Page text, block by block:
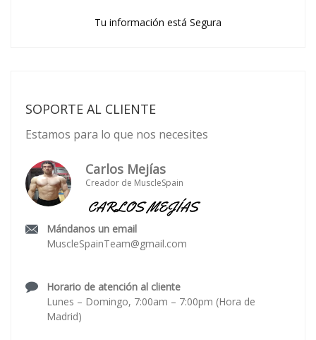
Tu información está Segura
SOPORTE AL CLIENTE
Estamos para lo que nos necesites
Carlos Mejías
Creador de MuscleSpain
Mándanos un email
MuscleSpainTeam@gmail.com
Horario de atención al cliente
Lunes – Domingo, 7:00am – 7:00pm (Hora de
Madrid)